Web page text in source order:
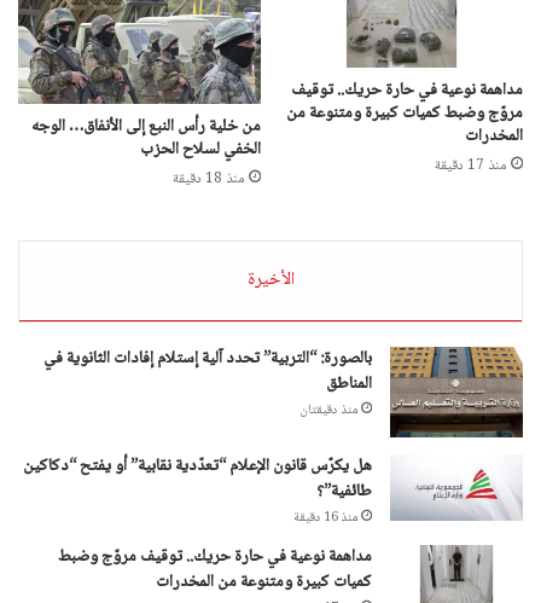
مداهمة نوعية في حارة حريك.. توقيف
مروّج وضبط كميات كبيرة ومتنوعة من
المخدرات
منذ 17 دقيقة
من خلية رأس النبع إلى الأنفاق… الوجه
الخفي لسلاح الحزب
منذ 18 دقيقة
الأخيرة
بالصورة: “التربية” تحدد آلية إستلام إفادات الثانوية في
المناطق
منذ دقيقتان
هل يكرّس قانون الإعلام “تعدّدية نقابية” أو يفتح “دكاكين
طائفية”؟
منذ 16 دقيقة
مداهمة نوعية في حارة حريك.. توقيف مروّج وضبط
كميات كبيرة ومتنوعة من المخدرات